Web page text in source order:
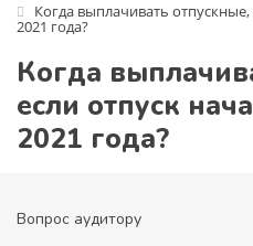
Когда выплачивать
2021 года?
Когда
если отпуск
2021 года?
Вопрос аудитору